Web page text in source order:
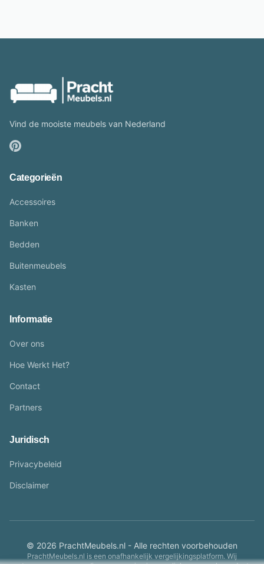
Vind de mooiste meubels van Nederland
Categorieën
Accessoires
Banken
Bedden
Buitenmeubels
Kasten
Informatie
Over ons
Hoe Werkt Het?
Contact
Partners
Juridisch
Privacybeleid
Disclaimer
© 2026 PrachtMeubels.nl - Alle rechten voorbehouden
PrachtMeubels.nl is een onafhankelijk vergelijkingsplatform. Wij